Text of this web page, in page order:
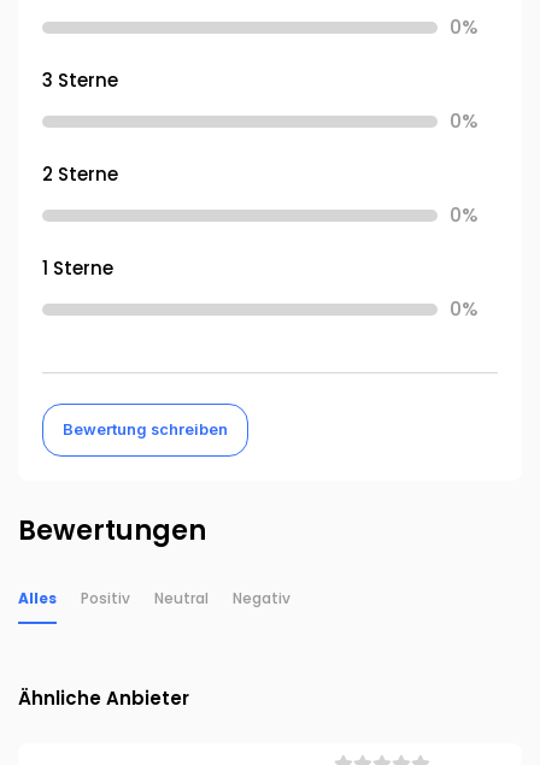
0%
3 Sterne
0%
2 Sterne
0%
1 Sterne
0%
Bewertung schreiben
Bewertungen
Alles Positiv Neutral Negativ
Ähnliche Anbieter